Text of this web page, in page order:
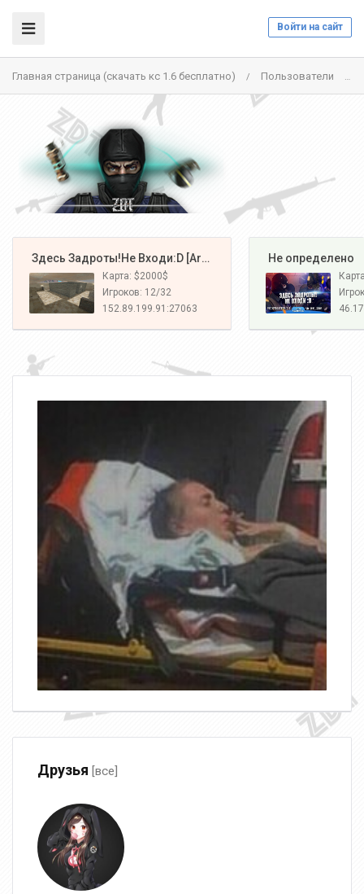
Войти на сайт
Главная страница (скачать кс 1.6 бесплатно) / Пользователи
️ Здесь Задроты!Не Входи:D [Army#1]
Карта: $2000$
Игроков: 12/32
152.89.199.91:27063
️ Не определено
Друзья [все]